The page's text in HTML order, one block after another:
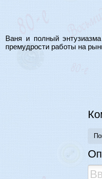
Ваня и полный
премудрости работы на